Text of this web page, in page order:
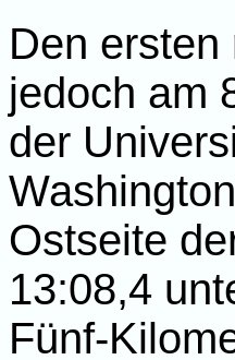
Den
jedoch am
der
Ostseite
13:08,4
Fünf-